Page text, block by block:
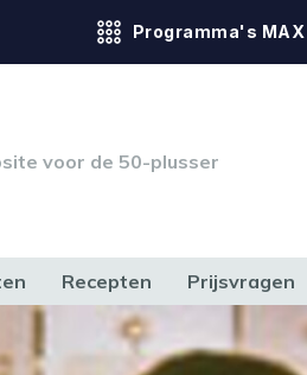
Programma's MAX
voor de 50-plusser
Recepten Prijsvragen
& SPORT HUIS, TUIN & HOBBY